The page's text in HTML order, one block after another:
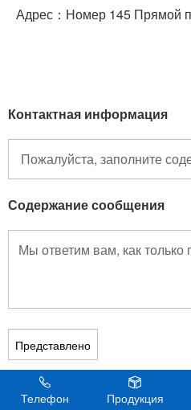
Адрес：Номер 145 Прямой
Контактная информация
Содержание сообщения
Телефон Продукция